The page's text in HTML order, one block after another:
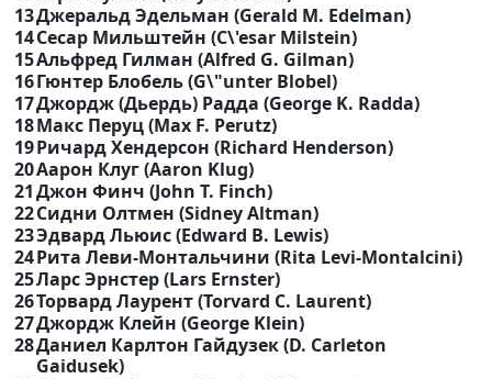
13Джеральд Эдельман (Gerald M. Edelman)
14Сесар Мильштейн (C\'esar Milstein)
15Альфред Гилман (Alfred G. Gilman)
16Гюнтер Блобель (G\"unter Blobel)
17Джордж (Дьердь) Радда (George K. Radda)
18Макс Перуц (Max F. Perutz)
19Ричард Хендерсон (Richard Henderson)
20Аарон Клуг (Aaron Klug)
21Джон Финч (John T. Finch)
22Сидни Олтмен (Sidney Altman)
23Эдвард Льюис (Edward B. Lewis)
24Рита Леви-Монтальчини (Rita Levi-Montalcini)
25Ларс Эрнстер (Lars Ernster)
26Торвард Лаурент (Torvard C. Laurent)
27Джордж Клейн (George Klein)
28Даниел Карлтон Гайдузек (D. Carleton
Gaidusek)